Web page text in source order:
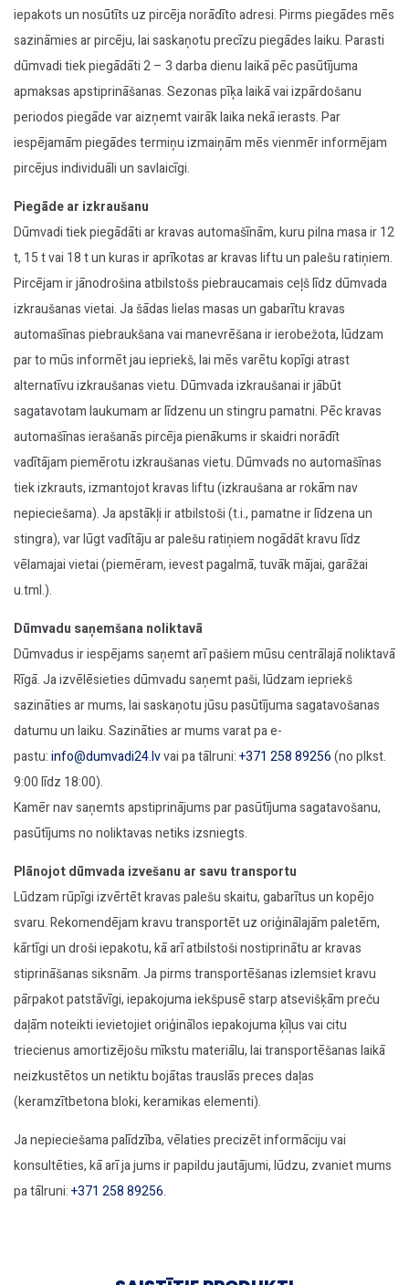
iepakots un nosūtīts uz pircēja norādīto adresi. Pirms piegādes mēs
sazināmies ar pircēju, lai saskaņotu precīzu piegādes laiku. Parasti
dūmvadi tiek piegādāti 2 – 3 darba dienu laikā pēc pasūtījuma
apmaksas apstiprināšanas. Sezonas pīķa laikā vai izpārdošanu
periodos piegāde var aizņemt vairāk laika nekā ierasts. Par
iespējamām piegādes termiņu izmaiņām mēs vienmēr informējam
pircējus individuāli un savlaicīgi.
Piegāde ar izkraušanu
Dūmvadi tiek piegādāti ar kravas automašīnām, kuru pilna masa ir 12
t, 15 t vai 18 t un kuras ir aprīkotas ar kravas liftu un palešu ratiņiem.
Pircējam ir jānodrošina atbilstošs piebraucamais ceļš līdz dūmvada
izkraušanas vietai. Ja šādas lielas masas un gabarītu kravas
automašīnas piebraukšana vai manevrēšana ir ierobežota, lūdzam
par to mūs informēt jau iepriekš, lai mēs varētu kopīgi atrast
alternatīvu izkraušanas vietu. Dūmvada izkraušanai ir jābūt
sagatavotam laukumam ar līdzenu un stingru pamatni. Pēc kravas
automašīnas ierašanās pircēja pienākums ir skaidri norādīt
vadītājam piemērotu izkraušanas vietu. Dūmvads no automašīnas
tiek izkrauts, izmantojot kravas liftu (izkraušana ar rokām nav
nepieciešama). Ja apstākļi ir atbilstoši (t.i., pamatne ir līdzena un
stingra), var lūgt vadītāju ar palešu ratiņiem nogādāt kravu līdz
vēlamajai vietai (piemēram, ievest pagalmā, tuvāk mājai, garāžai
u.tml.).
Dūmvadu saņemšana noliktavā
Dūmvadus ir iespējams saņemt arī pašiem mūsu centrālajā noliktavā
Rīgā. Ja izvēlēsieties dūmvadu saņemt paši, lūdzam iepriekš
sazināties ar mums, lai saskaņotu jūsu pasūtījuma sagatavošanas
datumu un laiku. Sazināties ar mums varat pa e-
pastu:info@dumvadi24.lvvai pa tālruni:+371 258 89256(no plkst.
9:00 līdz 18:00).
Kamēr nav saņemts apstiprinājums par pasūtījuma sagatavošanu,
pasūtījums no noliktavas netiks izsniegts.
Plānojot dūmvada izvešanu ar savu transportu
Lūdzam rūpīgi izvērtēt kravas palešu skaitu, gabarītus un kopējo
svaru. Rekomendējam kravu transportēt uz oriģinālajām paletēm,
kārtīgi un droši iepakotu, kā arī atbilstoši nostiprinātu ar kravas
stiprināšanas siksnām. Ja pirms transportēšanas izlemsiet kravu
pārpakot patstāvīgi, iepakojuma iekšpusē starp atsevišķām preču
daļām noteikti ievietojiet oriģinālos iepakojuma ķīļus vai citu
triecienus amortizējošu mīkstu materiālu, lai transportēšanas laikā
neizkustētos un netiktu bojātas trauslās preces daļas
(keramzītbetona bloki, keramikas elementi).
Ja nepieciešama palīdzība, vēlaties precizēt informāciju vai
konsultēties, kā arī ja jums ir papildu jautājumi, lūdzu, zvaniet mums
pa tālruni:+371 258 89256.